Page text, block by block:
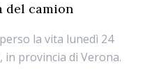
del camion
la vita lunedì 24
provincia di Verona.